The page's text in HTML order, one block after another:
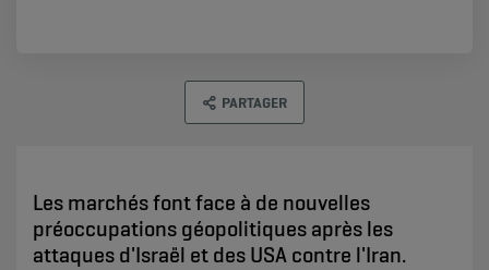
PARTAGER
Les marchés font face à de nouvelles
préoccupations géopolitiques après les
attaques d'Israël et des USA contre l'Iran.